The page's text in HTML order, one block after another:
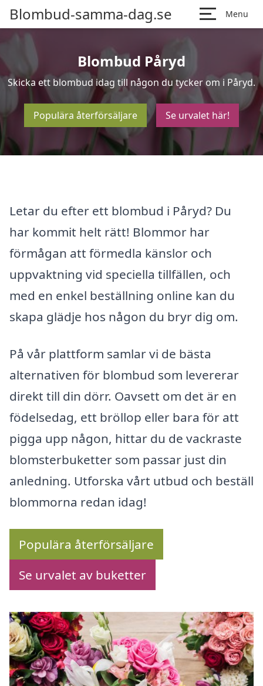
Blombud-samma-dag.se Menu
Blombud Påryd
Skicka ett blombud idag till någon du tycker om i Påryd.
Populära återförsäljare Se urvalet här!
Letar du efter ett blombud i Påryd? Du
har kommit helt rätt! Blommor har
förmågan att förmedla känslor och
uppvaktning vid speciella tillfällen, och
med en enkel beställning online kan du
skapa glädje hos någon du bryr dig om.
På vår plattform samlar vi de bästa
alternativen för blombud som levererar
direkt till din dörr. Oavsett om det är en
födelsedag, ett bröllop eller bara för att
pigga upp någon, hittar du de vackraste
blomsterbuketter som passar just din
anledning. Utforska vårt utbud och beställ
blommorna redan idag!
Populära återförsäljare
Se urvalet av buketter